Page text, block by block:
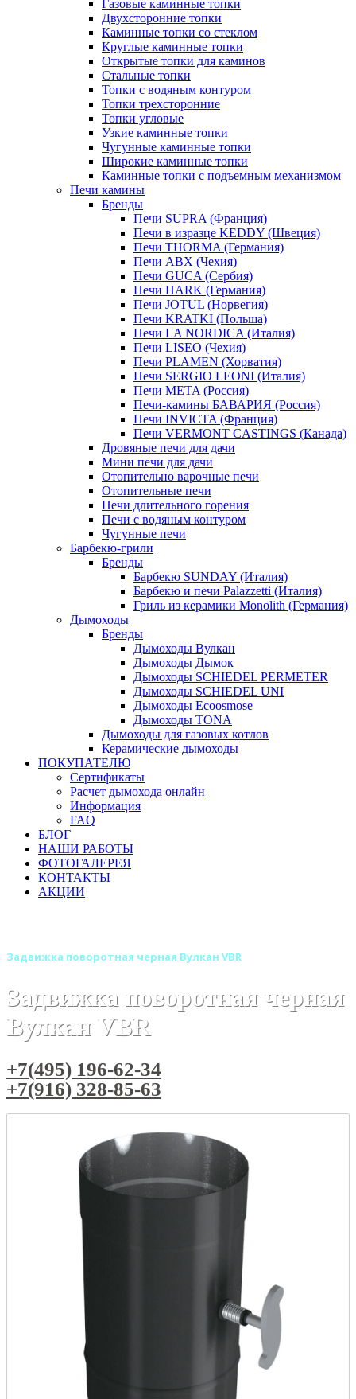
Газовые каминные топки
Двухсторонние топки
Каминные топки со стеклом
Круглые каминные топки
Открытые топки для каминов
Стальные топки
Топки с водяным контуром
Топки трехсторонние
Топки угловые
Узкие каминные топки
Чугунные каминные топки
Широкие каминные топки
Каминные топки с подъемным механизмом
Печи камины
Бренды
Печи SUPRA (Франция)
Печи в изразце KEDDY (Швеция)
Печи THORMA (Германия)
Печи ABX (Чехия)
Печи GUCA (Сербия)
Печи HARK (Германия)
Печи JOTUL (Норвегия)
Печи KRATKI (Польша)
Печи LA NORDICA (Италия)
Печи LISEO (Чехия)
Печи PLAMEN (Хорватия)
Печи SERGIO LEONI (Италия)
Печи META (Россия)
Печи-камины БАВАРИЯ (Россия)
Печи INVICTA (Франция)
Печи VERMONT CASTINGS (Канада)
Дровяные печи для дачи
Мини печи для дачи
Отопительно варочные печи
Отопительные печи
Печи длительного горения
Печи с водяным контуром
Чугунные печи
Барбекю-грили
Бренды
Барбекю SUNDAY (Италия)
Барбекю и печи Palazzetti (Италия)
Гриль из керамики Monolith (Германия)
Дымоходы
Бренды
Дымоходы Вулкан
Дымоходы Дымок
Дымоходы SCHIEDEL PERMETER
Дымоходы SCHIEDEL UNI
Дымоходы Ecoosmose
Дымоходы TONA
Дымоходы для газовых котлов
Керамические дымоходы
ПОКУПАТЕЛЮ
Сертификаты
Расчет дымохода онлайн
Информация
FAQ
БЛОГ
НАШИ РАБОТЫ
ФОТОГАЛЕРЕЯ
КОНТАКТЫ
АКЦИИ
Задвижка поворотная черная Вулкан VBR
Задвижка поворотная черная
Вулкан VBR
+7(495) 196-62-34
+7(916) 328-85-63